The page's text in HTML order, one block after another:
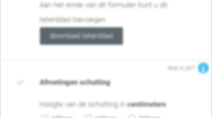
Aan het einde van dit formulier kunt u dit
tekenblad toevoegen
download tekenblad
Wat is dit?
Afmetingen schutting
Hoogte van de schutting incentimeters